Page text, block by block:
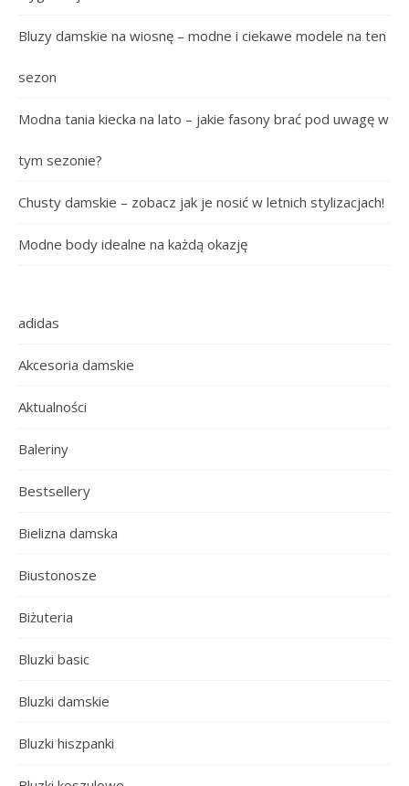
Bluzy damskie na wiosnę – modne i ciekawe modele na ten
sezon
Modna tania kiecka na lato – jakie fasony brać pod uwagę w
tym sezonie?
Chusty damskie – zobacz jak je nosić w letnich stylizacjach!
Modne body idealne na każdą okazję
adidas
Akcesoria damskie
Aktualności
Baleriny
Bestsellery
Bielizna damska
Biustonosze
Biżuteria
Bluzki basic
Bluzki damskie
Bluzki hiszpanki